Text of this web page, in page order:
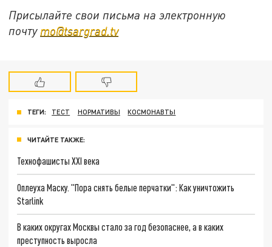
Присылайте свои письма на электронную
почту mo@tsargrad.tv
ТЕГИ: ТЕСТ НОРМАТИВЫ КОСМОНАВТЫ
ЧИТАЙТЕ ТАКЖЕ:
Технофашисты XXI века
Оплеуха Маску. "Пора снять белые перчатки": Как уничтожить
Starlink
В каких округах Москвы стало за год безопаснее, а в каких
преступность выросла